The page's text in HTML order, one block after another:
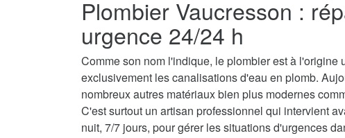
Plombier Vaucresson :
urgence 24/24 h
Comme son nom l'indique, le plombier est à
exclusivement les canalisations d'eau en plomb.
nombreux autres matériaux bien plus modernes
C'est surtout un artisan professionnel qui intervient
nuit, 7/7 jours, pour gérer les situations d'urgences